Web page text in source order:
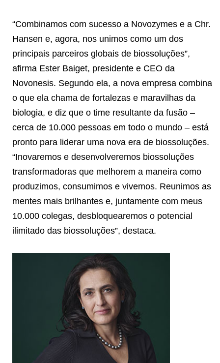
“Combinamos com sucesso a Novozymes e a Chr.
Hansen e, agora, nos unimos como um dos
principais parceiros globais de biossoluções”,
afirma Ester Baiget, presidente e CEO da
Novonesis. Segundo ela, a nova empresa combina
o que ela chama de fortalezas e maravilhas da
biologia, e diz que o time resultante da fusão –
cerca de 10.000 pessoas em todo o mundo – está
pronto para liderar uma nova era de biossoluções.
“Inovaremos e desenvolveremos biossoluções
transformadoras que melhorem a maneira como
produzimos, consumimos e vivemos. Reunimos as
mentes mais brilhantes e, juntamente com meus
10.000 colegas, desbloquearemos o potencial
ilimitado das biossoluções”, destaca.